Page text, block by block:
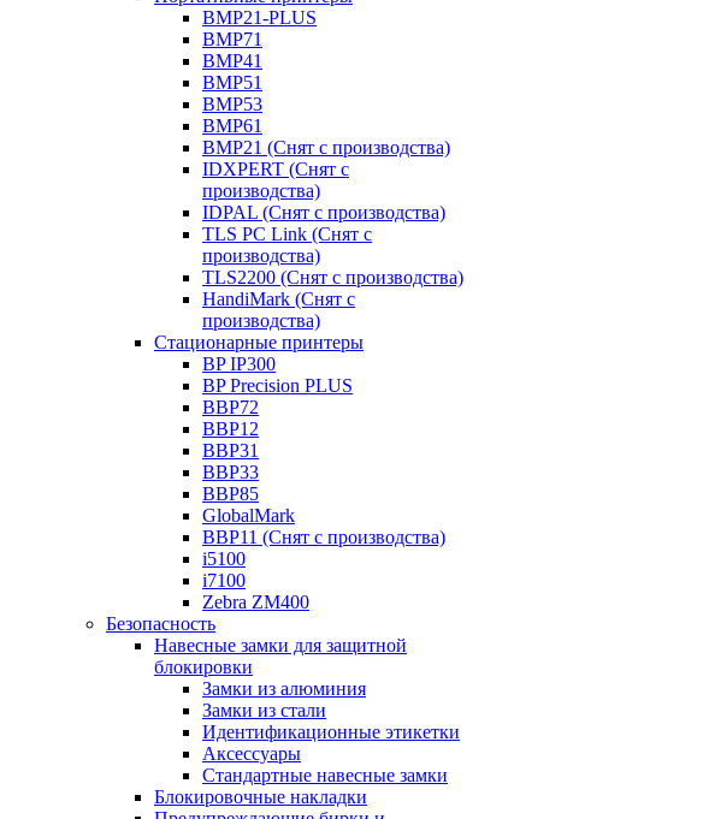
BMP21-PLUS
BMP71
BMP41
BMP51
BMP53
BMP61
BMP21 (Снят с производства)
IDXPERT (Снят с
производства)
IDPAL (Снят с производства)
TLS PC Link (Снят с
производства)
TLS2200 (Снят с производства)
HandiMark (Снят с
производства)
Стационарные принтеры
BP IP300
BP Precision PLUS
BBP72
BBP12
BBP31
BBP33
BBP85
GlobalMark
BBP11 (Снят с производства)
i5100
i7100
Zebra ZM400
Безопасность
Навесные замки для защитной
блокировки
Замки из алюминия
Замки из стали
Идентификационные этикетки
Аксессуары
Стандартные навесные замки
Блокировочные накладки